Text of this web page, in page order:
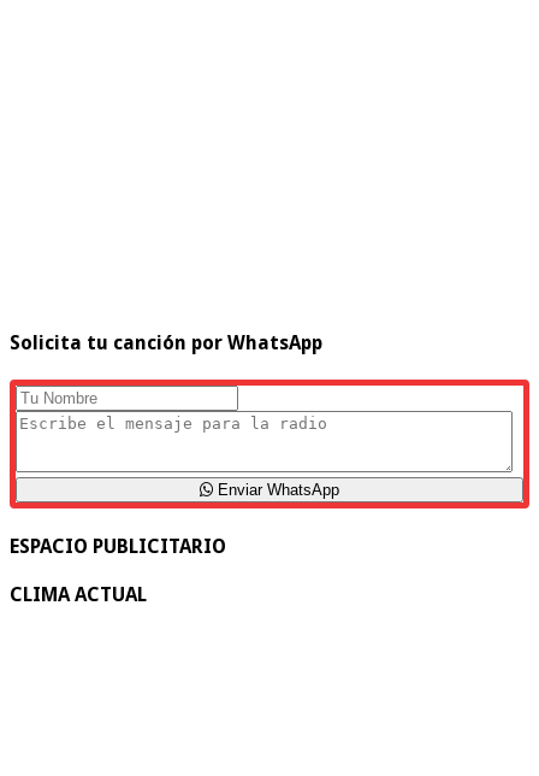
Solicita tu canción por WhatsApp
Enviar WhatsApp
ESPACIO PUBLICITARIO
CLIMA ACTUAL